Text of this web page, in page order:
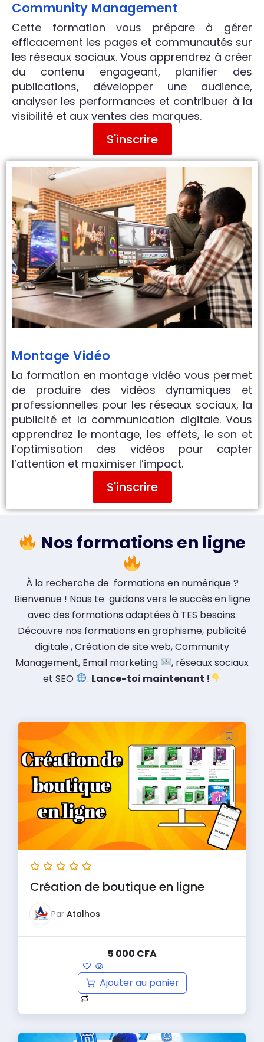
Community Management
Cette formation vous prépare à gérer
efficacement les pages et communautés sur
les réseaux sociaux. Vous apprendrez à créer
du contenu engageant, planifier des
publications, développer une audience,
analyser les performances et contribuer à la
visibilité et aux ventes des marques.
S'inscrire
Montage Vidéo
La formation en montage vidéo vous permet
de produire des vidéos dynamiques et
professionnelles pour les réseaux sociaux, la
publicité et la communication digitale. Vous
apprendrez le montage, les effets, le son et
l’optimisation des vidéos pour capter
l’attention et maximiser l’impact.
S'inscrire
Nos formations en ligne
À la recherche de formations en numérique ?
Bienvenue ! Nous te guidons vers le succès en ligne
avec des formations adaptées à TES besoins.
Découvre nos formations en graphisme, publicité
digitale , Création de site web, Community
Management, Email marketing
, réseaux sociaux
et SEO
. Lance-toi maintenant !
Création de boutique en ligne
ParAtalhos
5 000 CFA
Ajouter au panier